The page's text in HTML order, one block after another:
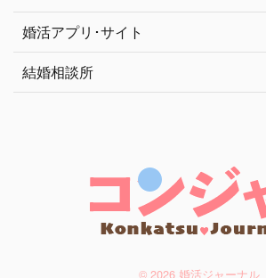
婚活アプリ･サイト
結婚相談所
© 2026 婚活ジャーナル